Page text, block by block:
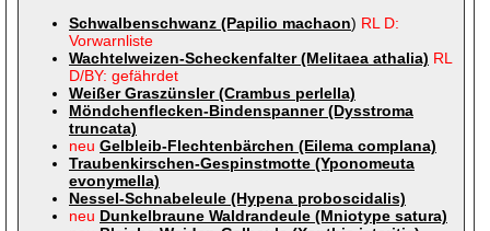
Schwalbenschwanz (Papilio machaon) RL D:
Vorwarnliste
Wachtelweizen-Scheckenfalter (Melitaea athalia) RL
D/BY: gefährdet
Weißer Graszünsler (Crambus perlella)
Möndchenflecken-Bindenspanner (Dysstroma
truncata)
neu Gelbleib-Flechtenbärchen (Eilema complana)
Traubenkirschen-Gespinstmotte (Yponomeuta
evonymella)
Nessel-Schnabeleule (Hypena proboscidalis)
neu Dunkelbraune Waldrandeule (Mniotype satura)